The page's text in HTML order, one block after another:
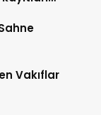
Vakıflar